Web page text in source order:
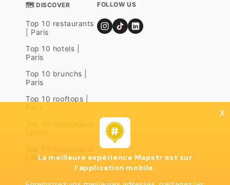
🗺 DISCOVER
Top 10 restaurants
| Paris
Top 10 hotels |
Paris
Top 10 brunchs |
Paris
Top 10 rooftops |
| Marseille
FOLLOW US
x
La meilleure expérience Mapstr est sur
l'application mobile.